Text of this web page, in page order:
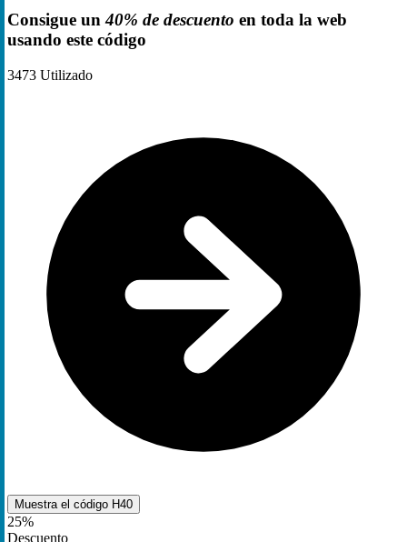
Consigue un40% de descuento en toda la web
usando este código
3473 Utilizado
Muestra el código H40
25%
Descuento